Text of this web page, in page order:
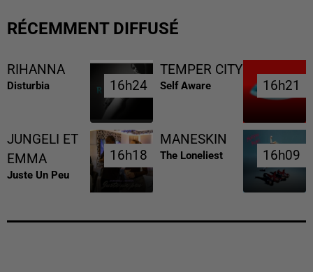
RÉCEMMENT DIFFUSÉ
RIHANNA
Disturbia 16h24
16h24
TEMPER CITY
Self Aware 16h21
16h21
JUNGELI ET
EMMA
Juste Un Peu
16h18
16h18
MANESKIN
The Loneliest 16h09
16h09